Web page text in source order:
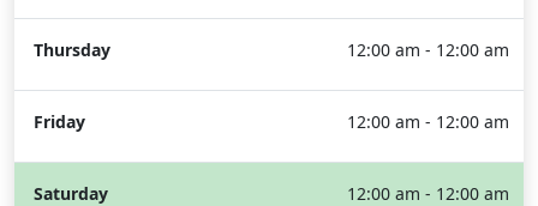
Thursday 12:00 am - 12:00 am
Friday 12:00 am - 12:00 am
Saturday 12:00 am - 12:00 am